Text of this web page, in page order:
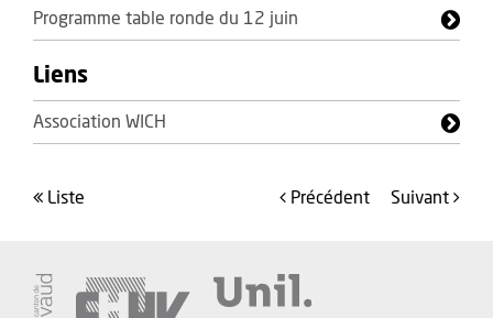
Programme table ronde du 12 juin
Liens
Association WICH
liste précédent suivant